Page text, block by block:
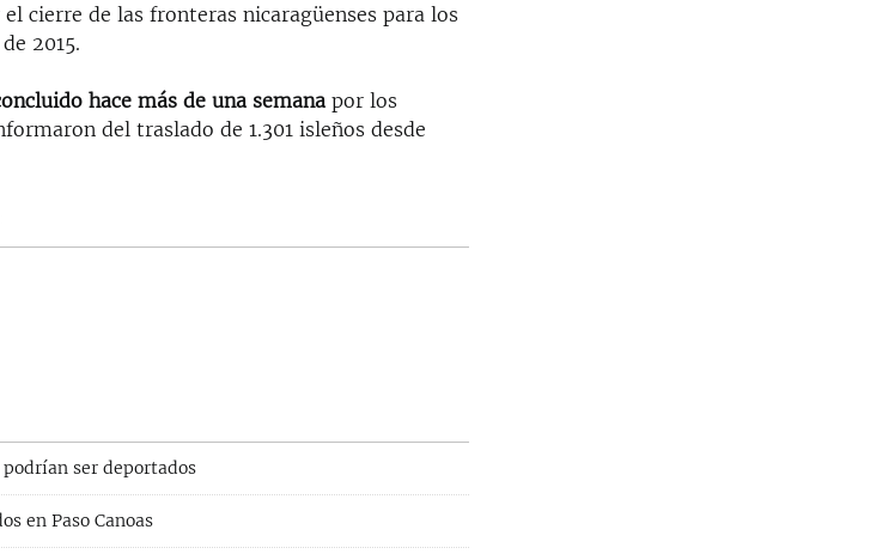
cierre de las fronteras nicaragüenses para los
2015.
hace más de una semana por los
del traslado de 1.301 isleños desde
podrían ser deportados
en Paso Canoas